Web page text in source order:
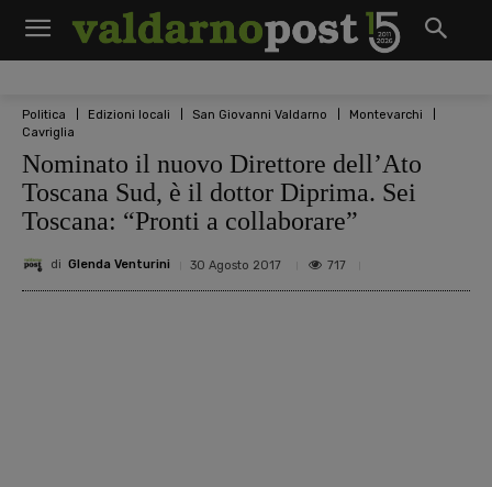
Politica Edizioni locali San Giovanni Valdarno
Montevarchi
Cavriglia
Nominato il nuovo Direttore dell’Ato
Toscana Sud, è il dottor Diprima. Sei
Toscana: “Pronti a collaborare”
di Glenda Venturini 30 Agosto 2017 717